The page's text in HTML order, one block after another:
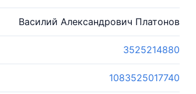
Василий Александрович Платонов
3525214880
1083525017740